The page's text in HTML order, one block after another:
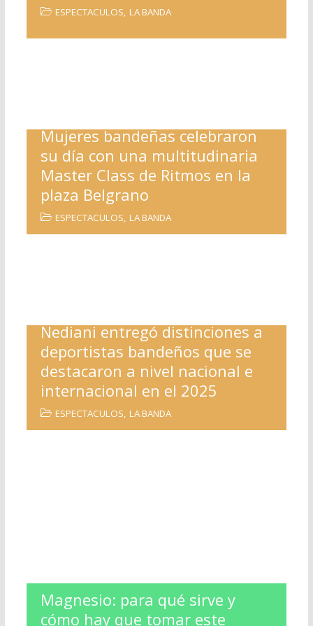
ESPECTACULOS, LA BANDA
Mujeres bandeñas celebraron
su día con una multitudinaria
Master Class de Ritmos en la
plaza Belgrano
ESPECTACULOS, LA BANDA
Nediani entregó distinciones a
deportistas bandeños que se
destacaron a nivel nacional e
internacional en el 2025
ESPECTACULOS, LA BANDA
Magnesio: para qué sirve y
cómo hay que tomar este